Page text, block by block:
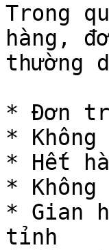
Trong
hàng,
thường
* Đơn
*
* Hết
*
* Gian
tỉnh